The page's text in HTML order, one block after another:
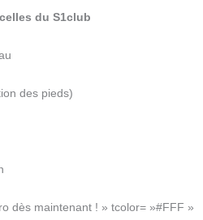
du S1club
des pieds)
dès maintenant ! » tcolor= »#FFF »